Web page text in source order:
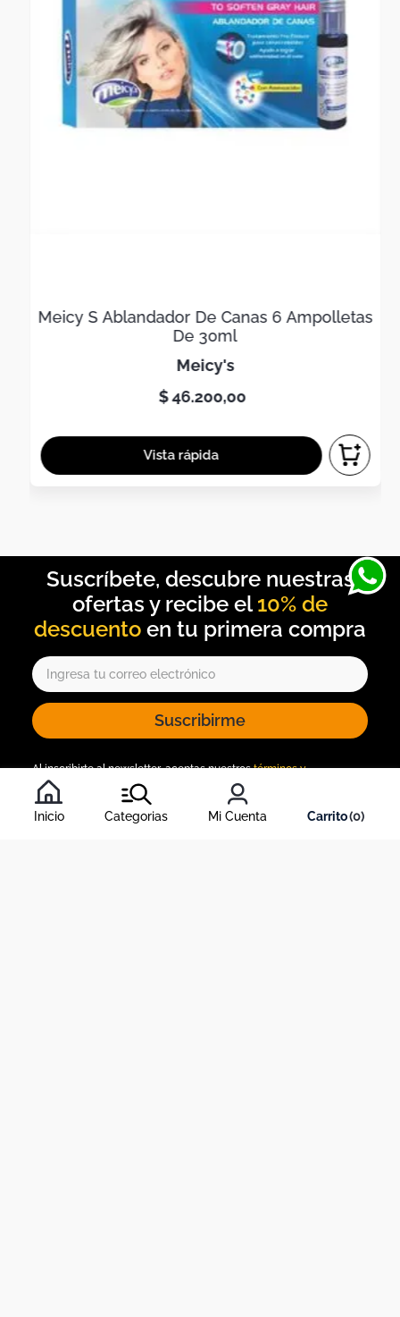
Inicio Categorias Mi Cuenta 0
Meicy S Ablandador De Canas 6 Ampolletas
De 30ml
meicy's
$46.200,00
10% de
descuento
Suscribirme
Al inscribirte al newsletter, aceptas nuestrostérminos y
condiciones
, y nuestra política de tratamiento de información